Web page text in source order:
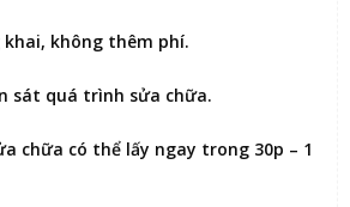
khai, không thêm phí.
sát quá trình sửa chữa.
chữa có thể lấy ngay trong 30p – 1